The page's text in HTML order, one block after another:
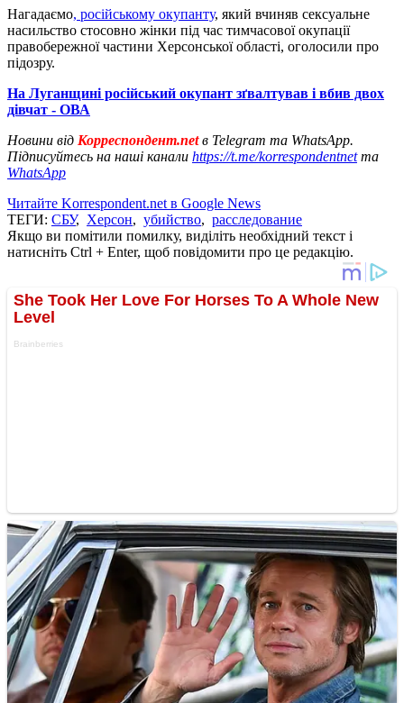
Нагадаємо, російському окупанту, який вчиняв сексуальне
насильство стосовно жінки під час тимчасової окупації
правобережної частини Херсонської області, оголосили про
підозру.
На Луганщині російський окупант зґвалтував і вбив двох
дівчат - ОВА
Новини від Корреспондент.netв Telegram та WhatsApp.
Підписуйтесь на наші канали https://t.me/korrespondentnetта
WhatsApp
Читайте Korrespondent.net в Google News
ТЕГИ: СБУ, Херсон, убийство, расследование
Якщо ви помітили помилку, виділіть необхідний текст і
натисніть Ctrl + Enter, щоб повідомити про це редакцію.